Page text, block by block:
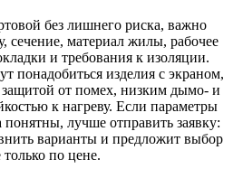
без лишнего риска, важно
сечение, материал жилы, рабочее
и требования к изоляции.
понадобиться изделия с экраном,
от помех, низким дымо- и
к нагреву. Если параметры
понятны, лучше отправить заявку:
варианты и предложит выбор
по цене.